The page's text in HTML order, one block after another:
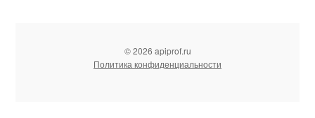
© 2026 apiprof.ru
Политика конфиденциальности